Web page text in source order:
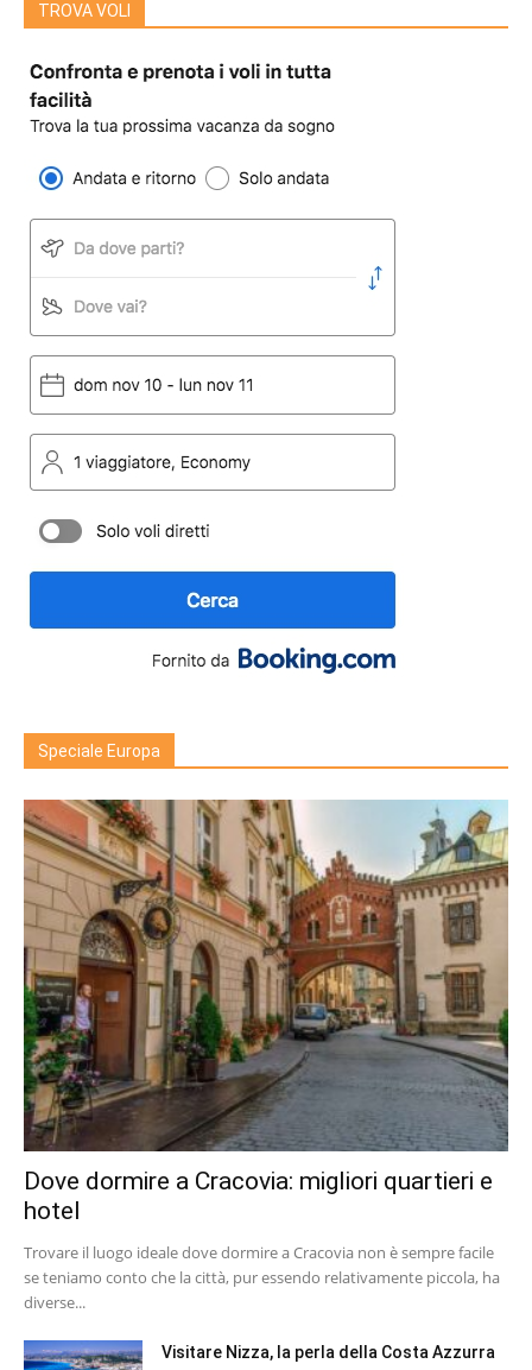
TROVA VOLI
Speciale Europa
Dove dormire a Cracovia: migliori quartieri e
hotel
Trovare il luogo ideale dove dormire a Cracovia non è sempre facile
se teniamo conto che la città, pur essendo relativamente piccola, ha
diverse...
Visitare Nizza, la perla della Costa Azzurra